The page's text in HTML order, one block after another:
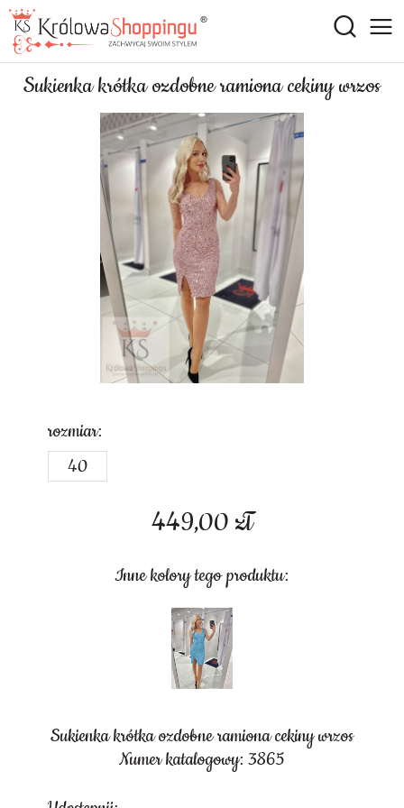
Sukienka krótka ozdobne ramiona cekiny wrzos
449,00 zł
Inne kolory tego produktu:
rozmiar:
40
Sukienka krótka ozdobne ramiona cekiny wrzos
Numer katalogowy: 3865